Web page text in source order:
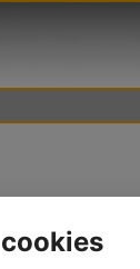
7100 Vejle | * CVR